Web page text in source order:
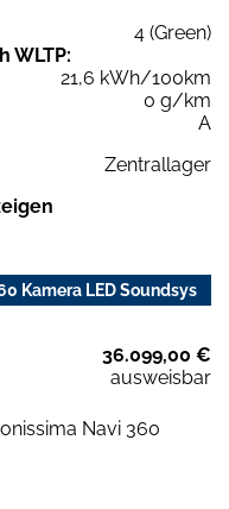
4 (Green)
WLTP:
21,6 kWh/100km
0 g/km
A
Zentrallager
Kamera LED Soundsys
36.099,00 €
ausweisbar